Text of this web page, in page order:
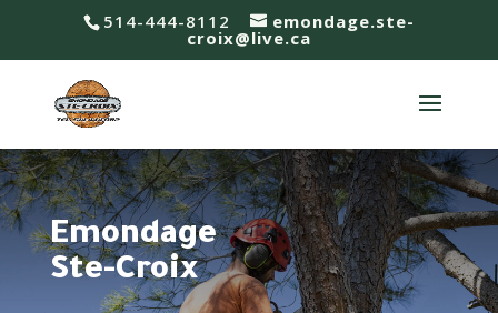
514-444-8112 emondage.ste-
croix@live.ca
Emondage
Ste-Croix